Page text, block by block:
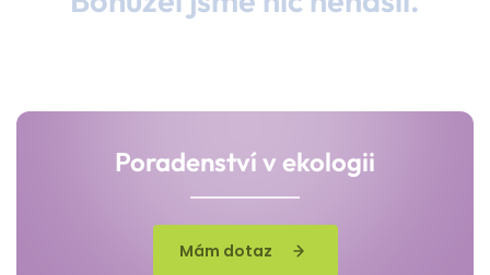
Poradenství v ekologii
Mám dotaz